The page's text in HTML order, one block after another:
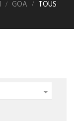
GOA TOUS
